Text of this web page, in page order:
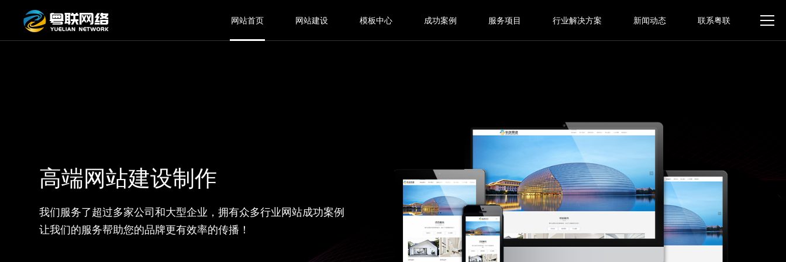
网站首页 网站建设 模板中心 成功案例 服务项目 行业解决方案 新闻动态 联系粤联
高端网站建设制作
我们服务了超过多家公司和大型企业，拥有众多行业网站成功案例
让我们的服务帮助您的品牌更有效率的传播！